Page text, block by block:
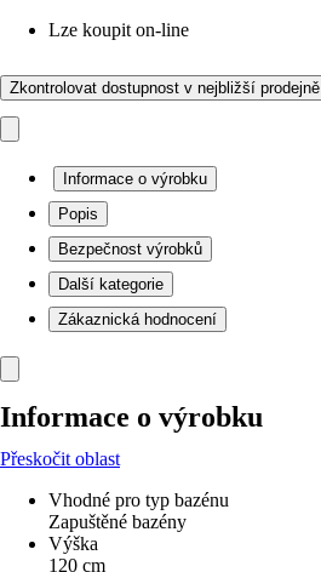
Lze koupit on-line
Zkontrolovat dostupnost v nejbližší prodejně
Informace o výrobku
Popis
Bezpečnost výrobků
Další kategorie
Zákaznická hodnocení
Informace o výrobku
Přeskočit oblast
Vhodné pro typ bazénu
Zapuštěné bazény
Výška
120 cm